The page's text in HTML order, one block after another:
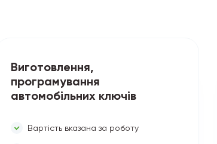
Виготовлення,
програмування
автомобільних ключів
Вартість вказана за роботу